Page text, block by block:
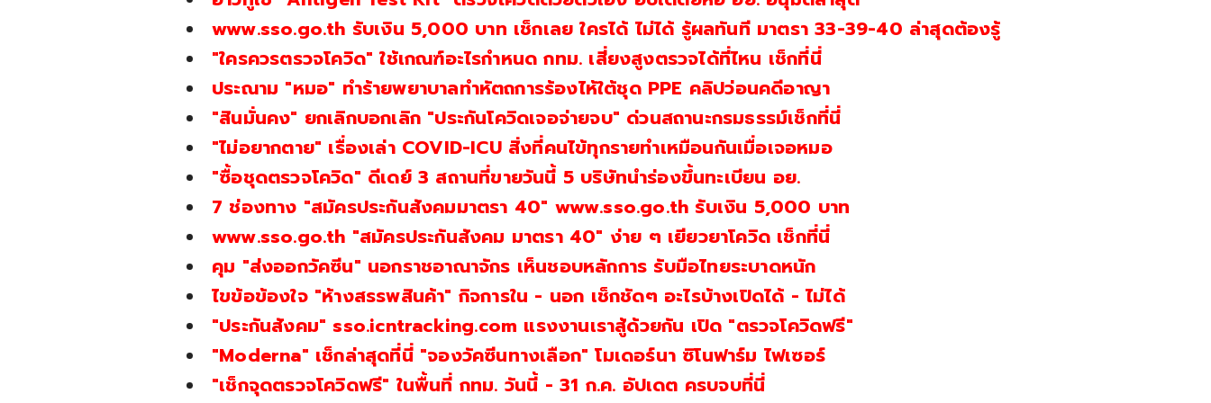
www.sso.go.th รับเงิน 5,000 บาท เช็กเลย ใครได้ ไม่ได้ รู้ผลทันที มาตรา 33-39-40 ล่าสุดต้องรู้
"ใครควรตรวจโควิด" ใช้เกณฑ์อะไรกำหนด กทม. เสี่ยงสูงตรวจได้ที่ไหน เช็กที่นี่
ประณาม "หมอ" ทำร้ายพยาบาลทำหัตถการร้องไห้ใต้ชุด PPE คลิปว่อนคดีอาญา
"สินมั่นคง" ยกเลิกบอกเลิก "ประกันโควิดเจอจ่ายจบ" ด่วนสถานะกรมธรรม์เช็กที่นี่
"ไม่อยากตาย" เรื่องเล่า COVID-ICU สิ่งที่คนไข้ทุกรายทำเหมือนกันเมื่อเจอหมอ
"ซื้อชุดตรวจโควิด" ดีเดย์ 3 สถานที่ขายวันนี้ 5 บริษัทนำร่องขึ้นทะเบียน อย.
7 ช่องทาง "สมัครประกันสังคมมาตรา 40" www.sso.go.th รับเงิน 5,000 บาท
www.sso.go.th "สมัครประกันสังคม มาตรา 40" ง่าย ๆ เยียวยาโควิด เช็กที่นี่
คุม "ส่งออกวัคซีน" นอกราชอาณาจักร เห็นชอบหลักการ รับมือไทยระบาดหนัก
ไขข้อข้องใจ "ห้างสรรพสินค้า" กิจการใน - นอก เช็กชัดๆ อะไรบ้างเปิดได้ - ไม่ได้
"ประกันสังคม" sso.icntracking.com แรงงานเราสู้ด้วยกัน เปิด "ตรวจโควิดฟรี"
"Moderna" เช็กล่าสุดที่นี่ "จองวัคซีนทางเลือก" โมเดอร์นา ซิโนฟาร์ม ไฟเซอร์
"เช็กจุดตรวจโควิดฟรี" ในพื้นที่ กทม. วันนี้ - 31 ก.ค. อัปเดต ครบจบที่นี่